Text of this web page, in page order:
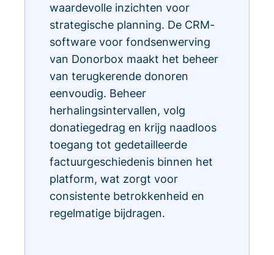
waardevolle inzichten voor
strategische planning. De CRM-
software voor fondsenwerving
van Donorbox maakt het beheer
van terugkerende donoren
eenvoudig. Beheer
herhalingsintervallen, volg
donatiegedrag en krijg naadloos
toegang tot gedetailleerde
factuurgeschiedenis binnen het
platform, wat zorgt voor
consistente betrokkenheid en
regelmatige bijdragen.